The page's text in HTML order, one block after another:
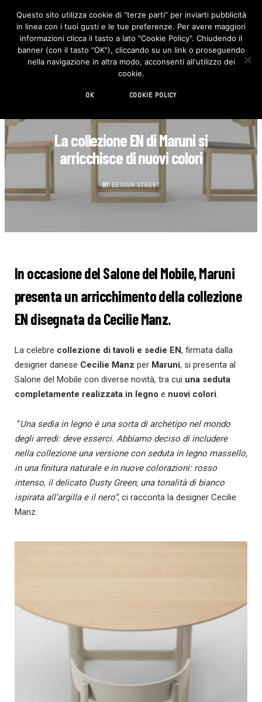
F
c
e
b
o
I
n
s
t
La collezione EN di Maruni si
arricchisce di nuovi colori
BY DESIGN STREET
In occasione del Salone del Mobile, Maruni
presenta un arricchimento della collezione
EN disegnata da Cecilie Manz.
La celebre collezione di tavoli e sedie EN, firmata dalla
designer danese Cecilie Manz per Maruni, si presenta al
Salone del Mobile con diverse novità, tra cui una seduta
completamente realizzata in legno e nuovi colori.
“Una sedia in legno è una sorta di archetipo nel mondo
degli arredi: deve esserci. Abbiamo deciso di includere
nella collezione una versione con seduta in legno massello,
in una finitura naturale e in nuove colorazioni: rosso
intenso, il delicato Dusty Green, una tonalità di bianco
ispirata all’argilla e il nero”, ci racconta la designer Cecilie
Manz.
Questo sito utilizza cookie di “terze parti” per inviarti pubblicità
in linea con i tuoi gusti e le tue preferenze. Per avere maggiori
informazioni clicca il tasto a lato "Cookie Policy". Chiudendo il
banner (con il tasto "OK"), cliccando su un link o proseguendo
nella navigazione in altra modo, acconsenti all'utilizzo dei
cookie.
OK COOKIE POLICY